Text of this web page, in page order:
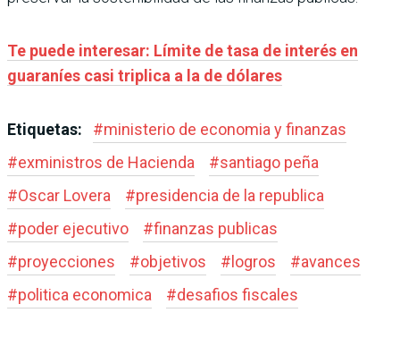
Te puede interesar: Límite de tasa de interés en
guaraníes casi triplica a la de dólares
Etiquetas: #ministerio de economia y finanzas
#exministros de Hacienda #santiago peña
#Oscar Lovera #presidencia de la republica
#poder ejecutivo #finanzas publicas
#proyecciones #objetivos # logros #avances
#politica economica #desafios fiscales